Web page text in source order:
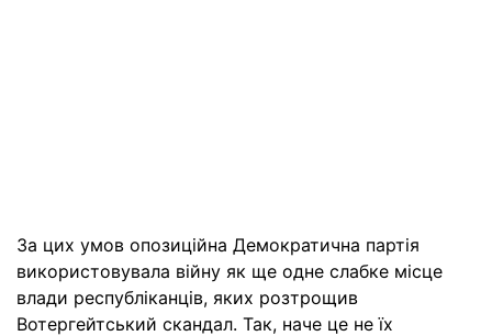
За цих умов опозиційна Демократична партія
використовувала війну як ще одне слабке місце
влади республіканців, яких розтрощив
Вотергейтський скандал. Так, наче це не їх